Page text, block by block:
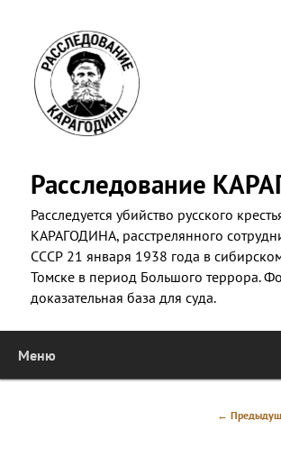
content
Расследование
Расследуется убийство русского
КАРАГОДИНА, расстрелянного
СССР 21 января 1938 года в
Томске в период Большого террора.
доказательная база для суда.
Меню
Post
←